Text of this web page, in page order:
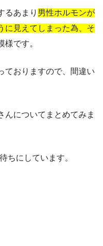
るあまり 男性ホルモンが
に見えてしまった為、そ
様です。
ておりますので、間違い
んについてまとめてみま
ちにしています。